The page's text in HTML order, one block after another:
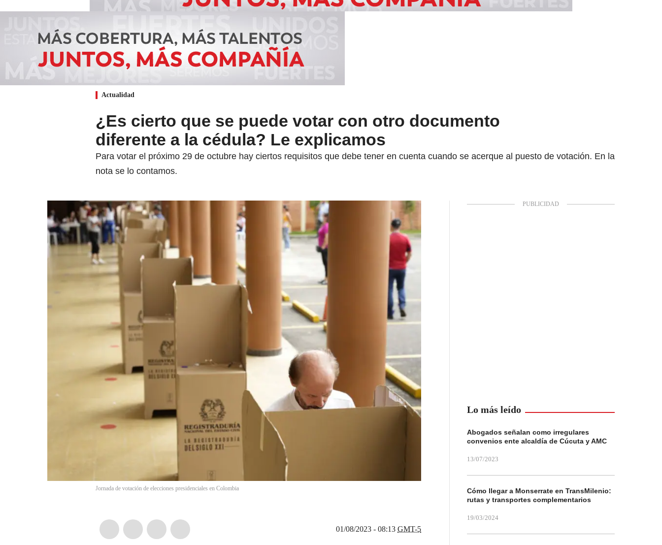
Actualidad
¿Es cierto que se puede votar con otro documento
diferente a la cédula? Le explicamos
Para votar el próximo 29 de octubre hay ciertos requisitos que debe tener en cuenta cuando se acerque al puesto de votación. En la
nota se lo contamos.
Jornada de votación de elecciones presidenciales en Colombia
01/08/2023 - 08:13 GMT-5
Lo más leído
Abogados señalan como irregulares
convenios ente alcaldía de Cúcuta y AMC
13/07/2023
Cómo llegar a Monserrate en TransMilenio:
rutas y transportes complementarios
19/03/2024